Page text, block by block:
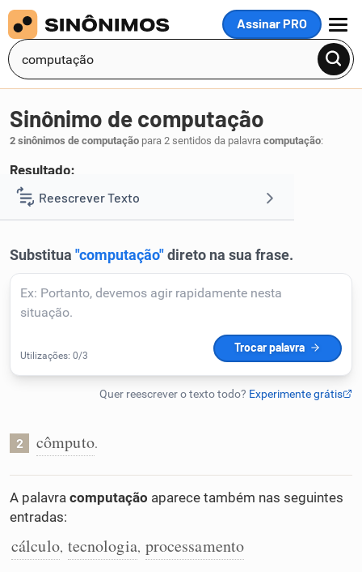
Assinar PRO
MENU
Reescrever Texto
Corrigir Texto
Humanizador de IA
Conexões
Caça-palavras
Sinônimo de computação
2 sinônimos de computação para 2 sentidos da palavra computação:
Resultado:
1 número.
2 cômputo.
A palavra computação aparece também nas seguintes
entradas:
cálculo, tecnologia, processamento